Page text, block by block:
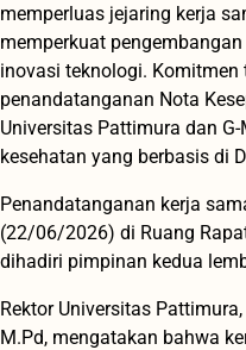
memperluas jejaring kerja
memperkuat
inovasi teknologi.
penandatanganan Nota
Universitas Pattimura dan
kesehatan yang berbasis di
Penandatanganan kerja
(22/06/2026) di Ruang
dihadiri pimpinan kedua
Rektor Universitas
M.Pd, mengatakan bahwa